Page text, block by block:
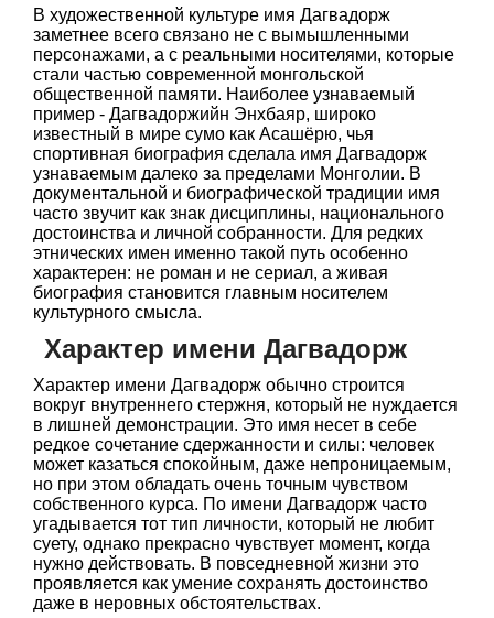
В художественной культуре имя Дагвадорж
заметнее всего связано не с вымышленными
персонажами, а с реальными носителями, которые
стали частью современной монгольской
общественной памяти. Наиболее узнаваемый
пример - Дагвадоржийн Энхбаяр, широко
известный в мире сумо как Асашёрю, чья
спортивная биография сделала имя Дагвадорж
узнаваемым далеко за пределами Монголии. В
документальной и биографической традиции имя
часто звучит как знак дисциплины, национального
достоинства и личной собранности. Для редких
этнических имен именно такой путь особенно
характерен: не роман и не сериал, а живая
биография становится главным носителем
культурного смысла.
Характер имени Дагвадорж
Характер имени Дагвадорж обычно строится
вокруг внутреннего стержня, который не нуждается
в лишней демонстрации. Это имя несет в себе
редкое сочетание сдержанности и силы: человек
может казаться спокойным, даже непроницаемым,
но при этом обладать очень точным чувством
собственного курса. По имени Дагвадорж часто
угадывается тот тип личности, который не любит
суету, однако прекрасно чувствует момент, когда
нужно действовать. В повседневной жизни это
проявляется как умение сохранять достоинство
даже в неровных обстоятельствах.